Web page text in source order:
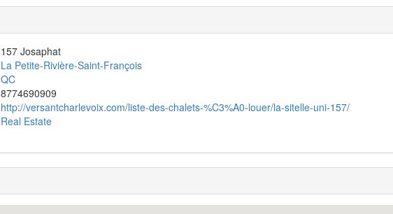
157 Josaphat
La Petite-Rivière-Saint-François
QC
8774690909
http://versantcharlevoix.com/liste-des-chalets-%C3%A0-louer/la-sitelle-uni-157/
Real Estate